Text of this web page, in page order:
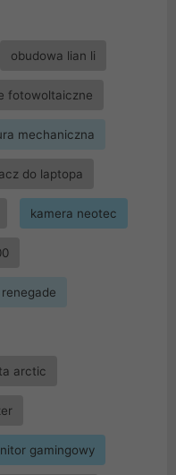
obudowa lian li
fotowoltaiczne
mechaniczna
do laptopa
kamera neotec
arctic
gamingowy